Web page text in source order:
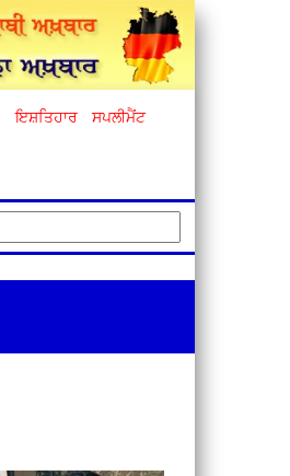
ਇਸ਼ਤਿਹਾਰ ਸਪਲੀਮੈਂਟ